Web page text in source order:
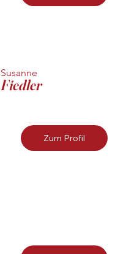
Susanne
Fiedler
Zum Profil